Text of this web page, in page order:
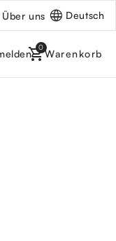
Über uns Deutsch